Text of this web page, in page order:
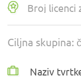
Broj licenci
Ciljna skupina: